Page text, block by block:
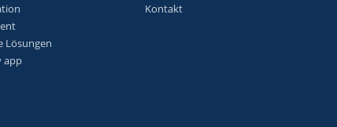
Lösungen
app
Kontakt